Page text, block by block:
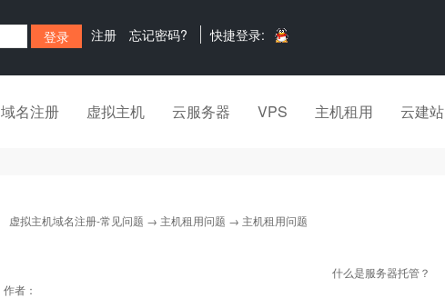
注册 忘记密码? 快捷登录:
域名注册 虚拟主机 云服务器 VPS 主机租用 云建站
虚拟主机域名注册-常见问题 → 主机租用问题 → 主机租用问题
什么是服务器托管？
作者：